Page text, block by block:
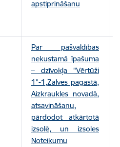
apstiprināšanu
Par pašvaldības
nekustamā īpašuma
– dzīvokļa "Vērtūži
1”-1,Zalves pagastā,
Aizkraukles novadā,
atsavināšanu,
pārdodot atkārtotā
izsolē, un izsoles
Noteikumu